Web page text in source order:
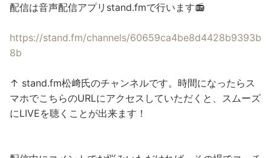
配信は音声配信アプリstand.fmで行います📻​
https://stand.fm/channels/60659ca4be8d4428b9393b
8b​
↑ stand.fm松﨑氏のチャンネルです。時間になったらス
マホでこちらのURLにアクセスしていただくと、スムーズ
にLIVEを聴くことが出来ます！​